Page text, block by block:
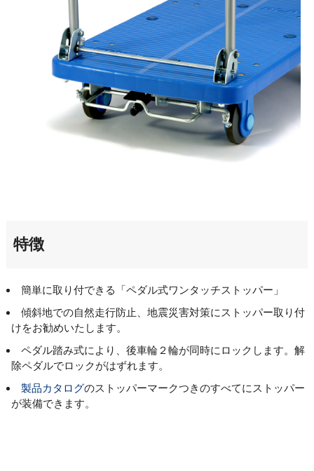
特徴
簡単に取り付できる「ペダル式ワンタッチストッパー」
傾斜地での自然走行防止、地震災害対策にストッパー取り付
けをお勧めいたします。
ペダル踏み式により、後車輪２輪が同時にロックします。解
除ペダルでロックがはずれます。
製品カタログのストッパーマークつきのすべてにストッパー
が装備できます。